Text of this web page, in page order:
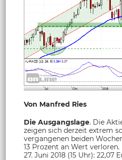
Von Manfred Ries
Die Ausgangslage. Die
zeigen sich derzeit extrem
vergangenen beiden
13 Prozent an Wert
27. Juni 2018 (15 Uhr): 22,07